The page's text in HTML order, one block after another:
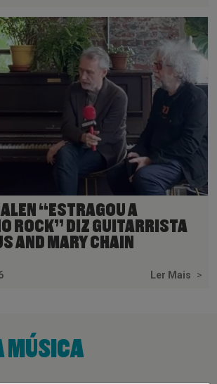
“ESTRAGOU A
ROCK” DIZ GUITARRISTA
AND MARY CHAIN
Ler Mais >
MÚSICA